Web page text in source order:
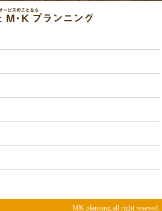
MK planning.all right reseved.